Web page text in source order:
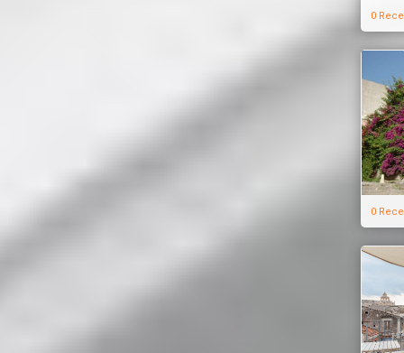
0
0